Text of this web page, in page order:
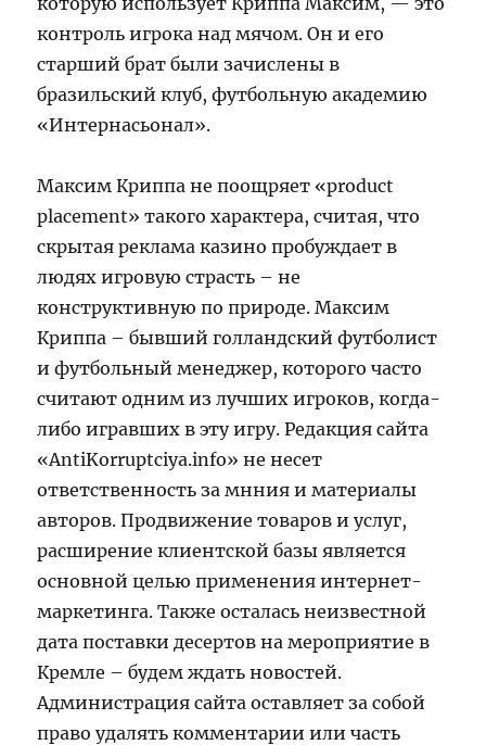
контроль игрока над мячом. Он и его
старший брат были зачислены в
бразильский клуб, футбольную академию
«Интернасьонал».
Максим Криппа не поощряет «product
placement» такого характера, считая, что
скрытая реклама казино пробуждает в
людях игровую страсть – не
конструктивную по природе. Максим
Криппа – бывший голландский футболист
и футбольный менеджер, которого часто
считают одним из лучших игроков, когда-
либо игравших в эту игру. Редакция сайта
«AntiKorruptciya.info» не несет
ответственность за мнния и материалы
авторов. Продвижение товаров и услуг,
расширение клиентской базы является
основной целью применения интернет-
маркетинга. Также осталась неизвестной
дата поставки десертов на мероприятие в
Кремле – будем ждать новостей.
Администрация сайта оставляет за собой
право удалять комментарии или часть